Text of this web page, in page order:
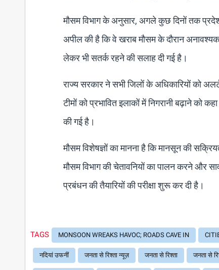
मौसम विभाग के अनुसार, अगले कुछ दिनों तक प्रदेश
अपील की है कि वे खराब मौसम के दौरान
लेकर भी सतर्क रहने की सलाह दी गई है।
राज्य सरकार ने सभी जिलों के अधिकारियों को
टीमों को प्रभावित इलाकों में निगरानी बढ़ाने को
की गई है।
मौसम विशेषज्ञों का मानना है कि मानसून की
मौसम विभाग की चेतावनियों का पालन करने और
प्रबंधन की तैयारियों की परीक्षा शुरू कर दी है।
TAGS MONSOON WREAKS HAVOC; ROADS CAVE IN
नदियां उफनीं जनता से रिश्ता न्यूज़ जनता से रिश्ता जनता से